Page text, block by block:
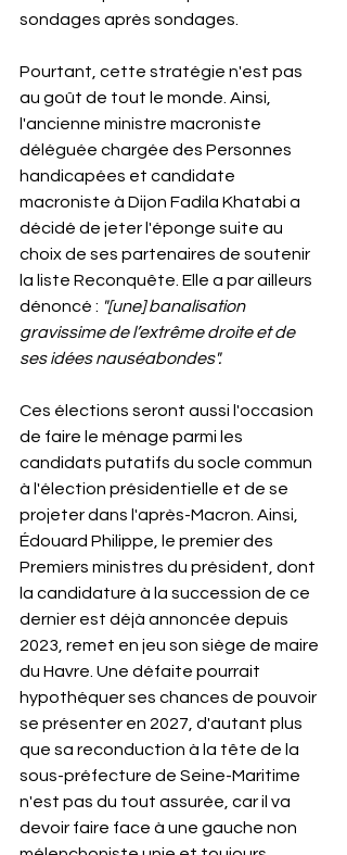
sondages après sondages.
Pourtant, cette stratégie n'est pas
au goût de tout le monde. Ainsi,
l'ancienne ministre macroniste
déléguée chargée des Personnes
handicapées et candidate
macroniste à Dijon Fadila Khatabi a
décidé de jeter l'éponge suite au
choix de ses partenaires de soutenir
la liste Reconquête. Elle a par ailleurs
dénoncé : "[une] banalisation
gravissime de l’extrême droite et de
ses idées nauséabondes".
Ces élections seront aussi l'occasion
de faire le ménage parmi les
candidats putatifs du socle commun
à l'élection présidentielle et de se
projeter dans l'après-Macron. Ainsi,
Édouard Philippe, le premier des
Premiers ministres du président, dont
la candidature à la succession de ce
dernier est déjà annoncée depuis
2023, remet en jeu son siège de maire
du Havre. Une défaite pourrait
hypothéquer ses chances de pouvoir
se présenter en 2027, d'autant plus
que sa reconduction à la tête de la
sous-préfecture de Seine-Maritime
n'est pas du tout assurée, car il va
devoir faire face à une gauche non